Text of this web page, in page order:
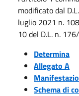
modificato dal
luglio 2021 n.
10 del D.L. n.
Determina
Allegato A
Schema di